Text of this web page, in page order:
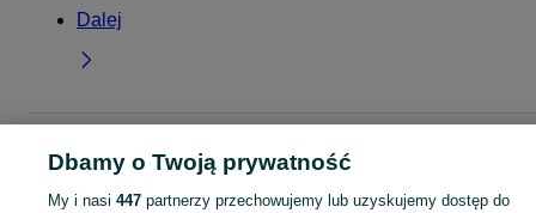
Dalej
- Śląskie
Plecaki szkolne - Myszków
Dbamy o Twoją prywatność
My i nasi 447partnerzy przechowujemy lub uzyskujemy dostęp do